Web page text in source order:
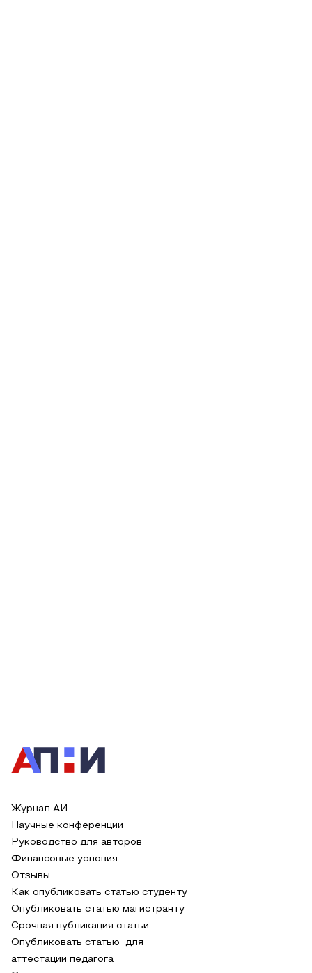
Журнал АИ
Научные конференции
Руководство для авторов
Финансовые условия
Отзывы
Как опубликовать статью студенту
Опубликовать статью магистранту
Срочная публикация статьи
Опубликовать статью для
аттестации педагога